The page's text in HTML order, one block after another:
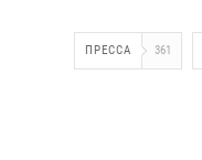
ПРЕССА 361